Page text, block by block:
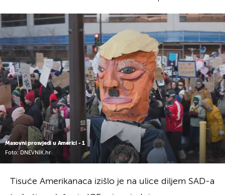
Masovni prosvjedi u Americi - 1
Foto: DNEVNIK.hr
Tisuće Amerikanaca izišlo je na ulice diljem SAD-a